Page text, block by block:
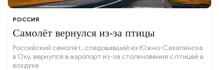
РОССИЯ
Самолёт вернулся из-за птицы
Российский самолёт, следовавший из Южно-Сахалинска
в Оху, вернулся в аэропорт из-за столкновения с птицей в
воздухе.